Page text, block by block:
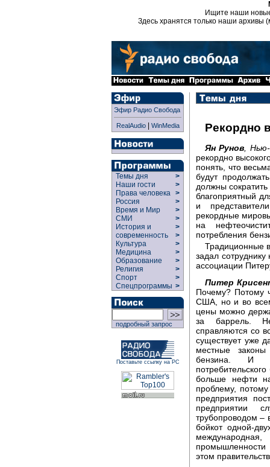
Ищите наши
Здесь хранятся только наши архивы
Эфир Радио Свобода
RealAudio| WinMedia
Темы дня
>
Наши гости
>
Права человека >
Россия
>
Время и Мир
>
СМИ
>
История и
современность
>
>
Культура
>
Медицина
>
Образование
>
Религия
>
Спорт
>
Спецпрограммы >
подробный запрос
Поставьте ссылку на РС
Рекордно
Ян Рунов ,
рекордно
понять, что
будут
должны
благоприятный
и
рекордные
на
потребления
Традиционные
задал
ассоциации
Питер
Почему? Потому
США, но и во
цены можно
за баррель.
справляются со
существует уже
местные
бензина. И
больше нефти
проблему,
предприятия
предприятии
трубопроводом –
бойкот одной-
этом